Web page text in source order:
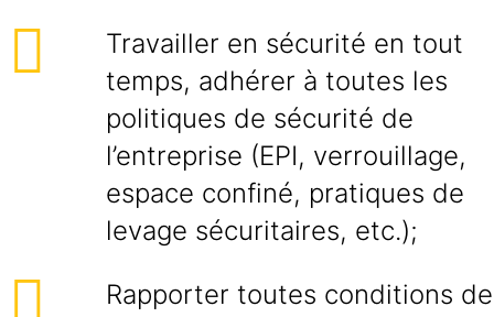
Travailler en sécurité en tout
temps, adhérer à toutes les
politiques de sécurité de
l’entreprise (EPI, verrouillage,
espace confiné, pratiques de
levage sécuritaires, etc.);
Rapporter toutes conditions de